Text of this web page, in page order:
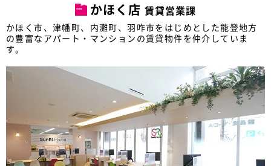
かほく店 賃貸営業課
かほく市、津幡町、内灘町、羽咋市をはじめとした能登地方
の豊富なアパート・マンションの賃貸物件を仲介していま
す。